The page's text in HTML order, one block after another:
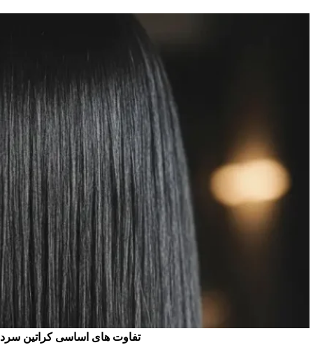
تفاوت های اساسی کراتین